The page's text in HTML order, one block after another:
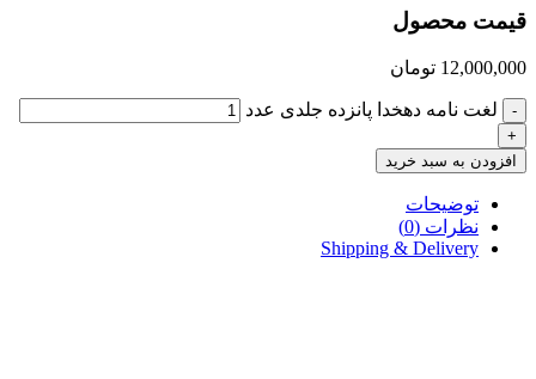
قیمت محصول
12,000,000 تومان
- لغت نامه دهخدا پانزده جلدی عدد
+
افزودن به سبد خرید
توضیحات
نظرات (0)
Shipping & Delivery